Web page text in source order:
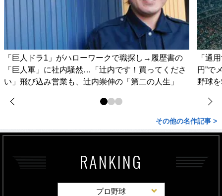
「巨人ドラ1」がハローワークで職探し→履歴書の
「巨人軍」に社内騒然…「辻内です！買ってくださ
い」飛び込み営業も、辻内崇伸の「第二の人生」
「通
円”で
野球
その他の名作記事 >
RANKING
プロ野球